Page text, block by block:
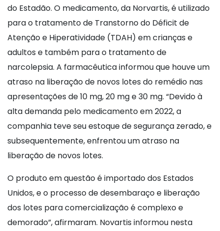
do Estadão. O medicamento, da Norvartis, é utilizado
para o tratamento de Transtorno do Déficit de
Atenção e Hiperatividade (TDAH) em crianças e
adultos e também para o tratamento de
narcolepsia. A farmacêutica informou que houve um
atraso na liberação de novos lotes do remédio nas
apresentações de 10 mg, 20 mg e 30 mg. “Devido à
alta demanda pelo medicamento em 2022, a
companhia teve seu estoque de segurança zerado, e
subsequentemente, enfrentou um atraso na
liberação de novos lotes.
O produto em questão é importado dos Estados
Unidos, e o processo de desembaraço e liberação
dos lotes para comercialização é complexo e
demorado”, afirmaram. Novartis informou nesta